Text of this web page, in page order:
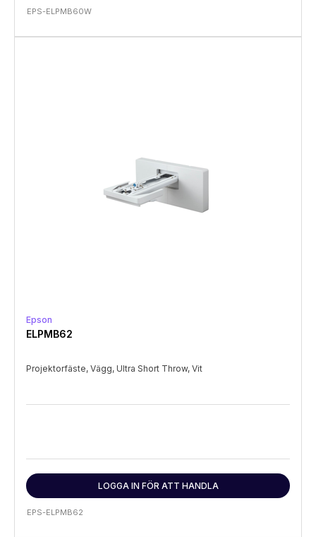
EPS-ELPMB60W
Epson
ELPMB62
Projektorfäste, Vägg, Ultra Short Throw, Vit
LOGGA IN FÖR ATT HANDLA
EPS-ELPMB62